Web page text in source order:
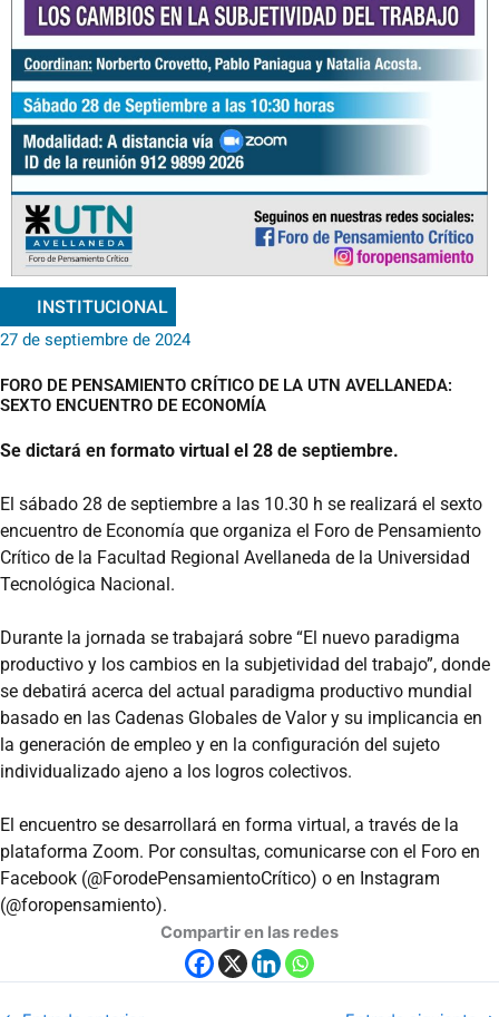
INSTITUCIONAL
27 de septiembre de 2024
FORO DE PENSAMIENTO CRÍTICO DE LA UTN AVELLANEDA:
SEXTO ENCUENTRO DE ECONOMÍA
Se dictará en formato virtual el 28 de septiembre.
El sábado 28 de septiembre a las 10.30 h se realizará el sexto
encuentro de Economía que organiza el Foro de Pensamiento
Crítico de la Facultad Regional Avellaneda de la Universidad
Tecnológica Nacional.
Durante la jornada se trabajará sobre “El nuevo paradigma
productivo y los cambios en la subjetividad del trabajo”, donde
se debatirá acerca del actual paradigma productivo mundial
basado en las Cadenas Globales de Valor y su implicancia en
la generación de empleo y en la configuración del sujeto
individualizado ajeno a los logros colectivos.
El encuentro se desarrollará en forma virtual, a través de la
plataforma Zoom. Por consultas, comunicarse con el Foro en
Facebook (@ForodePensamientoCrítico) o en Instagram
(@foropensamiento).
Compartir en las redes